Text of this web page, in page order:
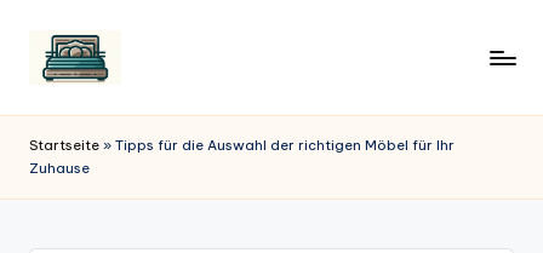
Startseite » Tipps für die Auswahl der richtigen Möbel für Ihr
Zuhause